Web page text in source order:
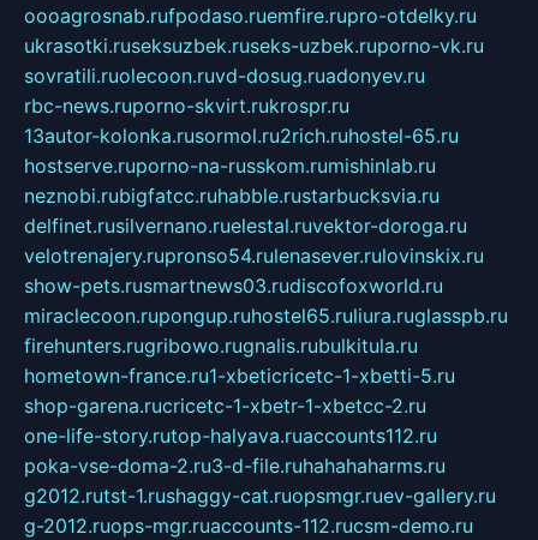
oooagrosnab.rufpodaso.ruemfire.rupro-otdelky.ru
ukrasotki.ruseksuzbek.ruseks-uzbek.ruporno-vk.ru
sovratili.ruolecoon.ruvd-dosug.ruadonyev.ru
rbc-news.ruporno-skvirt.rukrospr.ru
13autor-kolonka.rusormol.ru2rich.ruhostel-65.ru
hostserve.ruporno-na-russkom.rumishinlab.ru
neznobi.rubigfatcc.ruhabble.rustarbucksvia.ru
delfinet.rusilvernano.ruelestal.ruvektor-doroga.ru
velotrenajery.rupronso54.rulenasever.rulovinskix.ru
show-pets.rusmartnews03.rudiscofoxworld.ru
miraclecoon.rupongup.ruhostel65.ruliura.ruglasspb.ru
firehunters.rugribowo.rugnalis.rubulkitula.ru
hometown-france.ru1-xbeticricetc-1-xbetti-5.ru
shop-garena.rucricetc-1-xbetr-1-xbetcc-2.ru
one-life-story.rutop-halyava.ruaccounts112.ru
poka-vse-doma-2.ru3-d-file.ruhahahaharms.ru
g2012.rutst-1.rushaggy-cat.ruopsmgr.ruev-gallery.ru
g-2012.ruops-mgr.ruaccounts-112.rucsm-demo.ru